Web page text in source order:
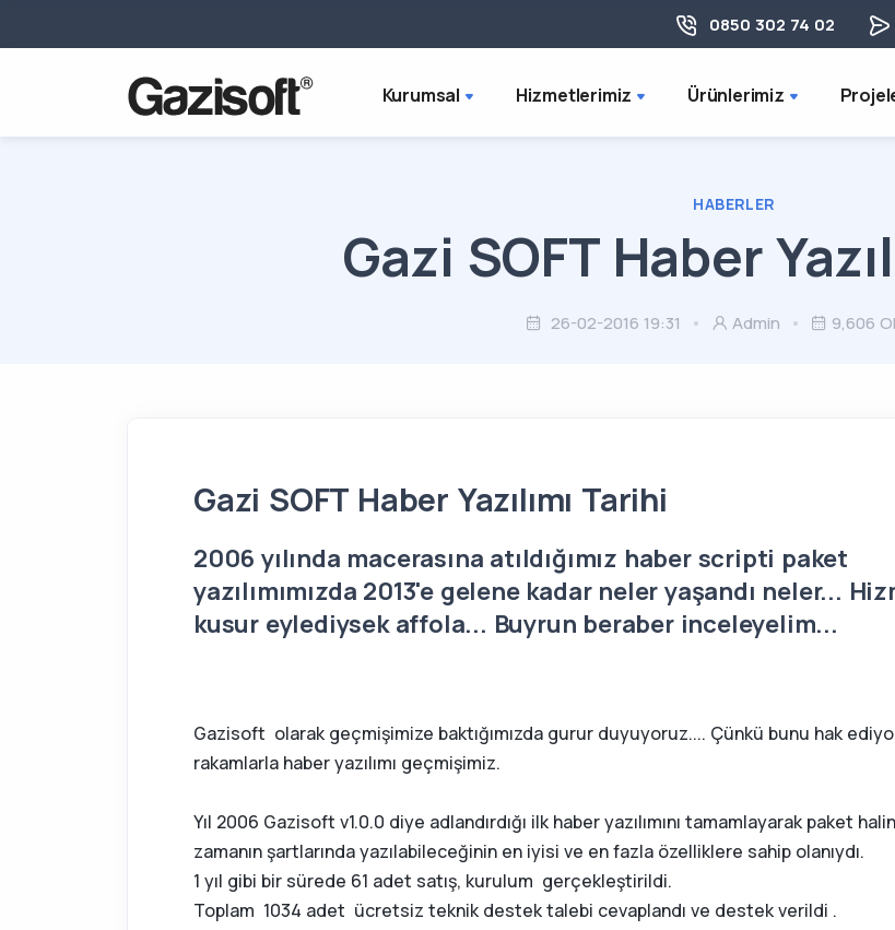
0850 302 74 02
Kurumsal Hizmetlerimiz Ürünlerimiz
HABERLER
Gazi SOFT Haber
26-02-2016 19:31 Admin 9,606
Gazi SOFT Haber Yazılımı Tarihi
2006 yılında macerasına atıldığımız haber scripti paket
yazılımımızda 2013'e gelene kadar neler yaşandı neler...
kusur eylediysek affola... Buyrun beraber inceleyelim...
Gazisoft olarak geçmişimize baktığımızda gurur duyuyoruz.... Çünkü bunu hak
rakamlarla haber yazılımı geçmişimiz.
Yıl 2006 Gazisoft v1.0.0 diye adlandırdığı ilk haber yazılımını tamamlayarak paket
zamanın şartlarında yazılabileceğinin en iyisi ve en fazla özelliklere sahip olanıydı.
1 yıl gibi bir sürede 61 adet satış, kurulum gerçekleştirildi.
Toplam 1034 adet ücretsiz teknik destek talebi cevaplandı ve destek verildi .